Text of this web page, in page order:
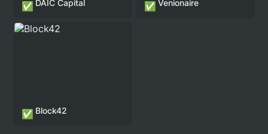
✅ DAIC Capital ✅ Venionaire
Block42
✅ Block42